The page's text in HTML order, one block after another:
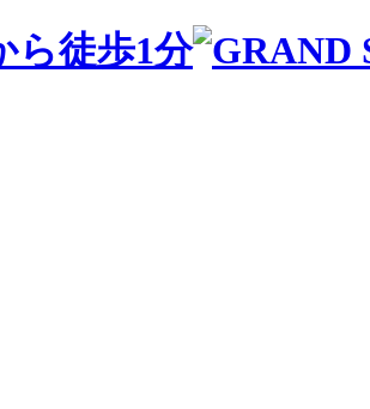
ら徒歩1分